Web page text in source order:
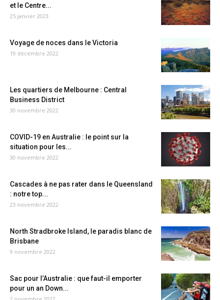
et le Centre...
25 janvier 2023
Voyage de noces dans le Victoria
19 décembre 2022
Les quartiers de Melbourne : Central
Business District
30 novembre 2022
COVID-19 en Australie : le point sur la
situation pour les...
30 novembre 2022
Cascades à ne pas rater dans le Queensland
: notre top...
23 novembre 2022
North Stradbroke Island, le paradis blanc de
Brisbane
9 novembre 2022
Sac pour l’Australie : que faut-il emporter
pour un an Down...